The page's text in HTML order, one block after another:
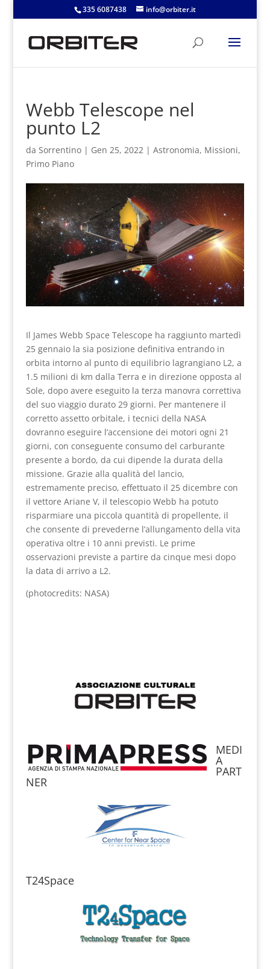
335 6087438 info@orbiter.it
Webb Telescope nel
punto L2
da Sorrentino| Gen 25, 2022| Astronomia, Missioni,
Primo Piano
Il James Webb Space Telescope ha raggiunto martedì
25 gennaio la sia posizione definitiva entrando in
orbita intorno al punto di equilibrio lagrangiano L2, a
1.5 milioni di km dalla Terra e in direzione opposta al
Sole, dopo avere eseguito la terza manovra correttiva
del suo viaggio durato 29 giorni. Per mantenere il
corretto assetto orbitale, i tecnici della NASA
dovranno eseguire l’accensione dei motori ogni 21
giorni, con conseguente consumo del carburante
presente a bordo, da cui dipende la durata della
missione. Grazie alla qualità del lancio,
estremamente preciso, effettuato il 25 dicembre con
il vettore Ariane V, il telescopio Webb ha potuto
risparmiare una piccola quantità di propellente, il
che consente di prevederne l’allungamento della vita
operativa oltre i 10 anni previsti. Le prime
osservazioni previste a partire da cinque mesi dopo
la data di arrivo a L2.
(photocredits: NASA)
MEDI
A
PART
NER
T24Space